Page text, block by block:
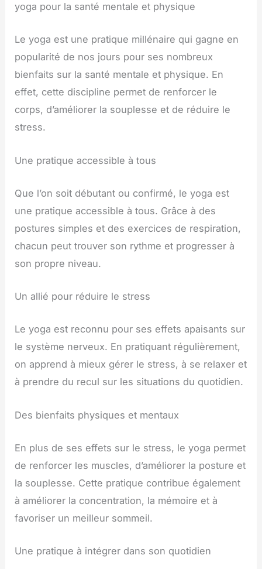
yoga pour la santé mentale et physique
Le yoga est une pratique millénaire qui gagne en
popularité de nos jours pour ses nombreux
bienfaits sur la santé mentale et physique. En
effet, cette discipline permet de renforcer le
corps, d’améliorer la souplesse et de réduire le
stress.
Une pratique accessible à tous
Que l’on soit débutant ou confirmé, le yoga est
une pratique accessible à tous. Grâce à des
postures simples et des exercices de respiration,
chacun peut trouver son rythme et progresser à
son propre niveau.
Un allié pour réduire le stress
Le yoga est reconnu pour ses effets apaisants sur
le système nerveux. En pratiquant régulièrement,
on apprend à mieux gérer le stress, à se relaxer et
à prendre du recul sur les situations du quotidien.
Des bienfaits physiques et mentaux
En plus de ses effets sur le stress, le yoga permet
de renforcer les muscles, d’améliorer la posture et
la souplesse. Cette pratique contribue également
à améliorer la concentration, la mémoire et à
favoriser un meilleur sommeil.
Une pratique à intégrer dans son quotidien